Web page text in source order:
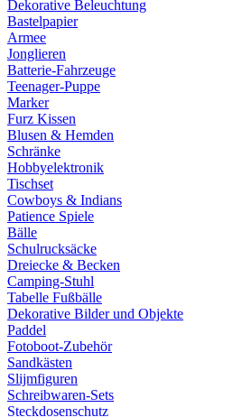
Dekorative Beleuchtung
Bastelpapier
Armee
Jonglieren
Batterie-Fahrzeuge
Teenager-Puppe
Marker
Furz Kissen
Blusen & Hemden
Schränke
Hobbyelektronik
Tischset
Cowboys & Indians
Patience Spiele
Bälle
Schulrucksäcke
Dreiecke & Becken
Camping-Stuhl
Tabelle Fußbälle
Dekorative Bilder und Objekte
Paddel
Fotoboot-Zubehör
Sandkästen
Slijmfiguren
Schreibwaren-Sets
Steckdosenschutz